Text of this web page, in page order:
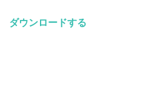
ダウンロードする